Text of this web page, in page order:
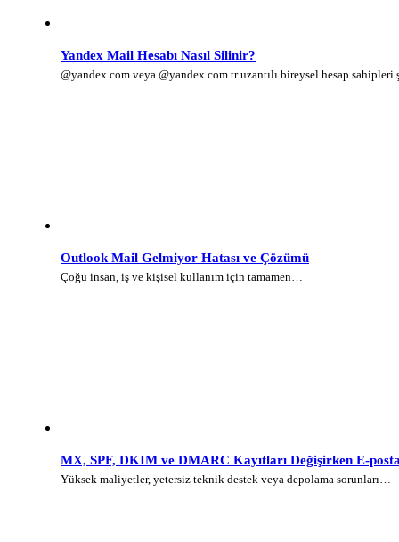
Yandex Mail Hesabı Nasıl Silinir?
@yandex.com veya @yandex.com.tr uzantılı bireysel hesap
Outlook Mail Gelmiyor Hatası ve Çözümü
Çoğu insan, iş ve kişisel kullanım için tamamen…
MX, SPF, DKIM ve DMARC Kayıtları Değişirken E-
Yüksek maliyetler, yetersiz teknik destek veya depolama sorunları…